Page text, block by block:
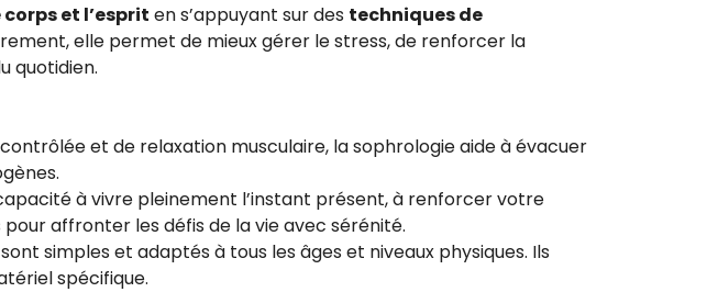
et l’esprit en s’appuyant sur des techniques de
elle permet de mieux gérer le stress, de renforcer la
quotidien.
et de relaxation musculaire, la sophrologie aide à évacuer
à vivre pleinement l’instant présent, à renforcer votre
affronter les défis de la vie avec sérénité.
simples et adaptés à tous les âges et niveaux physiques. Ils
spécifique.